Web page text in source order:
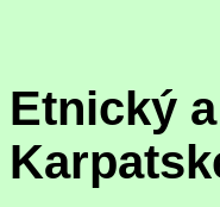
Etnický